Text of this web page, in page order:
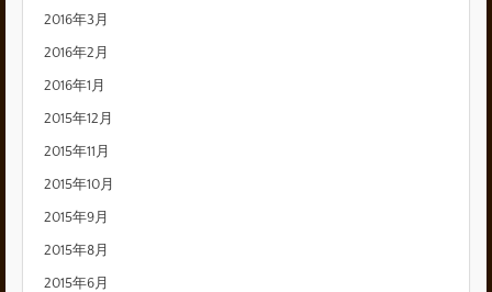
2016年3月
2016年2月
2016年1月
2015年12月
2015年11月
2015年10月
2015年9月
2015年8月
2015年6月